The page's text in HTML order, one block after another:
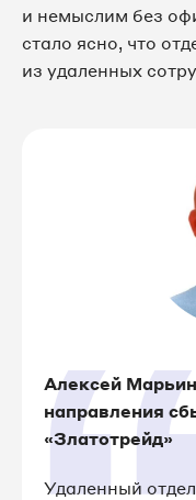
и немыслим без
стало ясно, что
из удаленных
Алексей
направления
«Златотрейд»
Удаленный